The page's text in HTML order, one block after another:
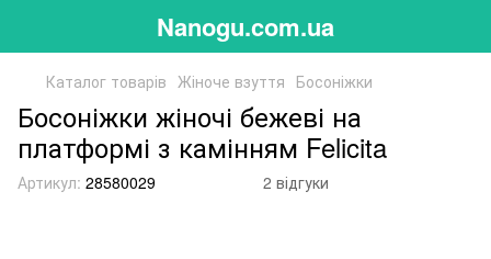
Nanogu.com.ua
Каталог товарів Жіноче взуття Босоніжки
Босоніжки жіночі бежеві на
платформі з камінням Felicita
Артикул: 28580029 2 відгуки